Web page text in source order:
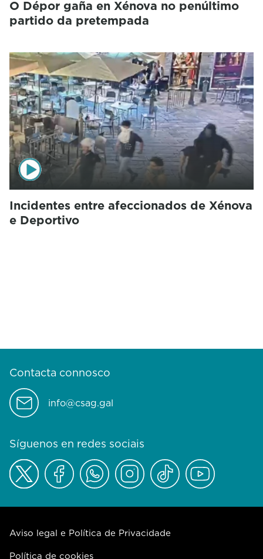
O Dépor gaña en Xénova no penúltimo
partido da pretempada
Incidentes entre afeccionados de Xénova
e Deportivo
Contacta connosco
info@csag.gal
Síguenos en redes sociais
Aviso legal e Política de Privacidade
Política de cookies